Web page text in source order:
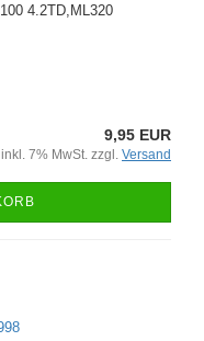
4.2TD,ML320
9,95 EUR
inkl. 7% MwSt. zzgl. Versand